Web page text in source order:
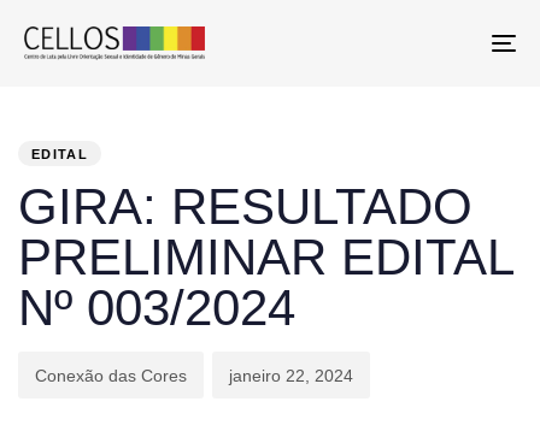
EDITAL
GIRA: RESULTADO
PRELIMINAR EDITAL
Nº 003/2024
Conexão das Cores janeiro 22, 2024